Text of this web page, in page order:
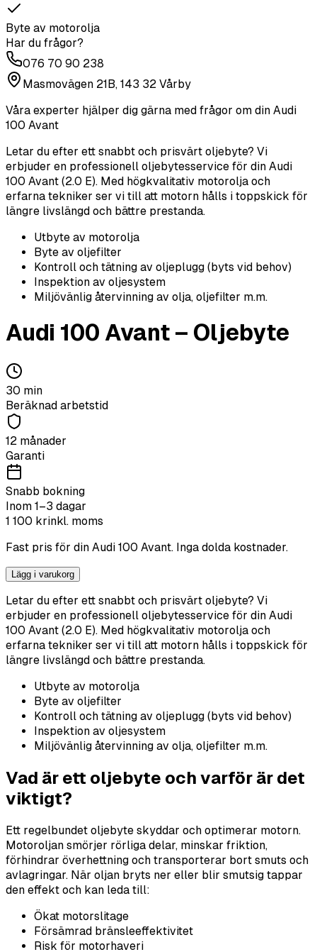
Byte av motorolja
Har du frågor?
076 70 90 238
Masmovägen 21B, 143 32 Vårby
Våra experter hjälper dig gärna med frågor om din Audi
100 Avant
Letar du efter ett snabbt och prisvärt oljebyte? Vi
erbjuder en professionell oljebytesservice för din Audi
100 Avant (2.0 E). Med högkvalitativ motorolja och
erfarna tekniker ser vi till att motorn hålls i toppskick för
längre livslängd och bättre prestanda.
Utbyte av motorolja
Byte av oljefilter
Kontroll och tätning av oljeplugg (byts vid behov)
Inspektion av oljesystem
Miljövänlig återvinning av olja, oljefilter m.m.
Audi 100 Avant – Oljebyte
30 min
Beräknad arbetstid
12 månader
Garanti
Snabb bokning
Inom 1–3 dagar
1 100 krinkl. moms
Fast pris för din Audi 100 Avant. Inga dolda kostnader.
Lägg i varukorg
Letar du efter ett snabbt och prisvärt oljebyte? Vi
erbjuder en professionell oljebytesservice för din Audi
100 Avant (2.0 E). Med högkvalitativ motorolja och
erfarna tekniker ser vi till att motorn hålls i toppskick för
längre livslängd och bättre prestanda.
Utbyte av motorolja
Byte av oljefilter
Kontroll och tätning av oljeplugg (byts vid behov)
Inspektion av oljesystem
Miljövänlig återvinning av olja, oljefilter m.m.
Vad är ett oljebyte och varför är det
viktigt?
Ett regelbundet oljebyte skyddar och optimerar motorn.
Motoroljan smörjer rörliga delar, minskar friktion,
förhindrar överhettning och transporterar bort smuts och
avlagringar. När oljan bryts ner eller blir smutsig tappar
den effekt och kan leda till:
Ökat motorslitage
Försämrad bränsleeffektivitet
Risk för motorhaveri